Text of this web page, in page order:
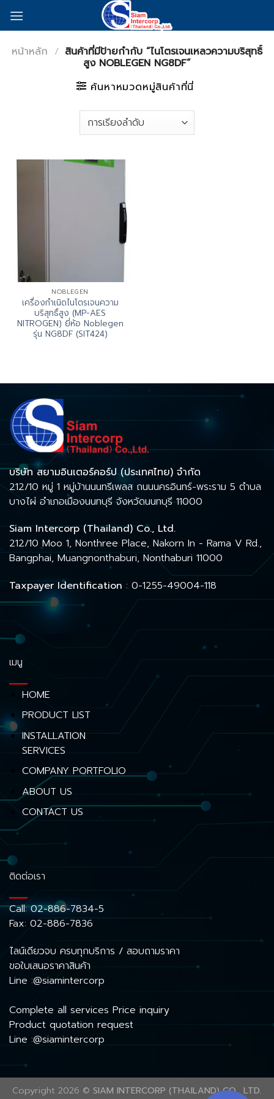
หน้าหลัก / สินค้าที่มีป้ายกำกับ “ไนโตรเจนเหลวความบริสุทธิ์
สูง NOBLEGEN NG8DF”
ค้นหาหมวดหมู่สินค้าที่นี่
NOBLEGEN
เครื่องกำเนิดไนโตรเจนความ
บริสุทธิ์สูง (MP-AES
NITROGEN) ยี่ห้อ Noblegen
รุ่น NG8DF (SIT424)
บริษัท สยามอินเตอร์คอร์ป (ประเทศไทย) จำกัด
212/10 หมู่ 1 หมู่บ้านนนทรีเพลส ถนนนครอินทร์-พระราม 5 ตำบล
บางไผ่ อำเภอเมืองนนทบุรี จังหวัดนนทบุรี 11000
Siam Intercorp (Thailand) Co., Ltd.
212/10 Moo 1, Nonthree Place, Nakorn In - Rama V Rd.,
Bangphai, Muangnonthaburi, Nonthaburi 11000
Taxpayer Identification : 0-1255-49004-118
เมนู
HOME
PRODUCT LIST
INSTALLATION
SERVICES
COMPANY PORTFOLIO
ABOUT US
CONTACT US
ติดต่อเรา
Call:02-886-7834-5
Fax: 02-886-7836
ไลน์เดียวจบ ครบทุกบริการ / สอบถามราคา
ขอใบเสนอราคาสินค้า
Line :@siamintercorp
Complete all services Price inquiry
Product quotation request
Line :@siamintercorp
Copyright 2026 © SIAM INTERCORP (THAILAND) CO., LTD.